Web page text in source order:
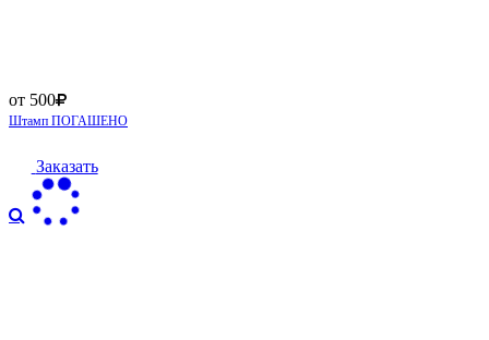
от 500
Штамп ПОГАШЕНО
Заказать